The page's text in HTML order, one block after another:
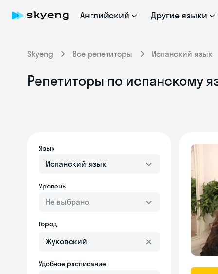
Английский Другие языки
Skyeng Все репетиторы Испанский язык
Репетиторы по испанскому
Язык
Испанский язык
Уровень
Не выбрано
Город
Удобное расписание